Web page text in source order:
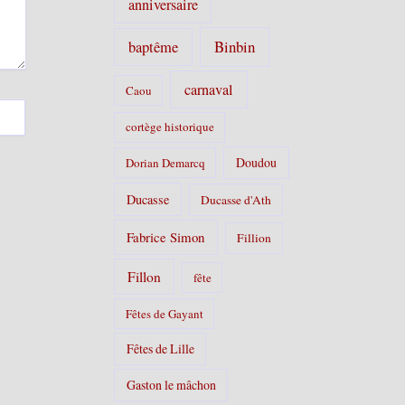
anniversaire
baptême Binbin
Caou carnaval
cortège historique
Dorian Demarcq Doudou
Ducasse Ducasse d'Ath
Fabrice Simon Fillion
Fillon fête
Fêtes de Gayant
Fêtes de Lille
Gaston le mâchon